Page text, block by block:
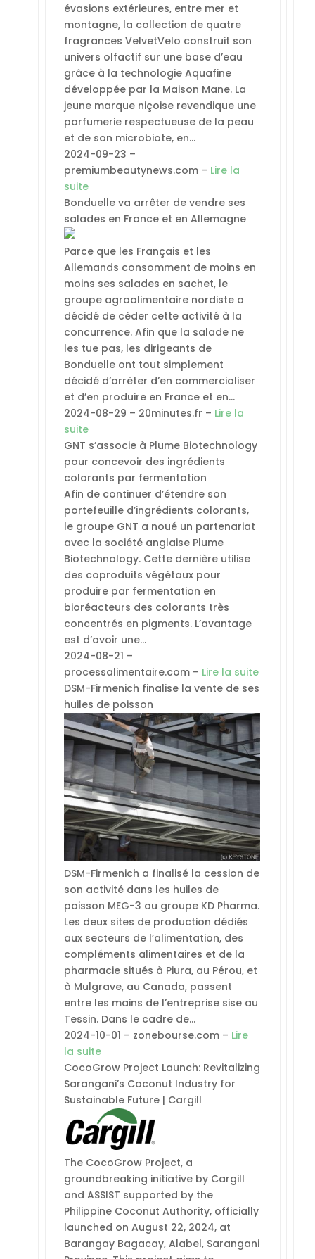
évasions extérieures, entre mer et
montagne, la collection de quatre
fragrances VelvetVelo construit son
univers olfactif sur une base d’eau
grâce à la technologie Aquafine
développée par la Maison Mane. La
jeune marque niçoise revendique une
parfumerie respectueuse de la peau
et de son microbiote, en…
2024-09-23 –
premiumbeautynews.com – Lire la
suite
Bonduelle va arrêter de vendre ses
salades en France et en Allemagne
Parce que les Français et les
Allemands consomment de moins en
moins ses salades en sachet, le
groupe agroalimentaire nordiste a
décidé de céder cette activité à la
concurrence. Afin que la salade ne
les tue pas, les dirigeants de
Bonduelle ont tout simplement
décidé d’arrêter d’en commercialiser
et d’en produire en France et en…
2024-08-29 – 20minutes.fr – Lire la
suite
GNT s’associe à Plume Biotechnology
pour concevoir des ingrédients
colorants par fermentation
Afin de continuer d’étendre son
portefeuille d’ingrédients colorants,
le groupe GNT a noué un partenariat
avec la société anglaise Plume
Biotechnology. Cette dernière utilise
des coproduits végétaux pour
produire par fermentation en
bioréacteurs des colorants très
concentrés en pigments. L’avantage
est d’avoir une…
2024-08-21 –
processalimentaire.com – Lire la suite
DSM-Firmenich finalise la vente de ses
huiles de poisson
DSM-Firmenich a finalisé la cession de
son activité dans les huiles de
poisson MEG-3 au groupe KD Pharma.
Les deux sites de production dédiés
aux secteurs de l’alimentation, des
compléments alimentaires et de la
pharmacie situés à Piura, au Pérou, et
à Mulgrave, au Canada, passent
entre les mains de l’entreprise sise au
Tessin. Dans le cadre de…
2024-10-01 – zonebourse.com – Lire
la suite
CocoGrow Project Launch: Revitalizing
Sarangani’s Coconut Industry for
Sustainable Future | Cargill
The CocoGrow Project, a
groundbreaking initiative by Cargill
and ASSIST supported by the
Philippine Coconut Authority, officially
launched on August 22, 2024, at
Barangay Bagacay, Alabel, Sarangani